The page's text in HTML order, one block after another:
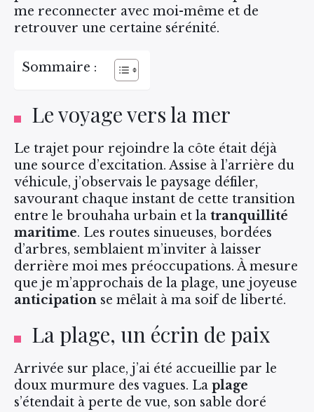
me reconnecter avec moi-même et de
retrouver une certaine sérénité.
Sommaire :
Le voyage vers la mer
Le trajet pour rejoindre la côte était déjà
une source d’excitation. Assise à l’arrière du
véhicule, j’observais le paysage défiler,
savourant chaque instant de cette transition
entre le brouhaha urbain et la tranquillité
maritime. Les routes sinueuses, bordées
d’arbres, semblaient m’inviter à laisser
derrière moi mes préoccupations. À mesure
que je m’approchais de la plage, une joyeuse
anticipation se mêlait à ma soif de liberté.
La plage, un écrin de paix
Arrivée sur place, j’ai été accueillie par le
doux murmure des vagues. La plage
s’étendait à perte de vue, son sable doré